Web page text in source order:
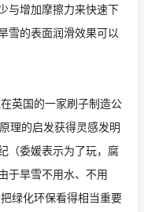
与增加摩擦力来快速下
雪的表面润滑效果可以
英国的一家刷子制造公
理的启发获得灵感发明
（委媛表示为了玩，腐
于旱雪不用水、不用
绿化环保看得相当重要